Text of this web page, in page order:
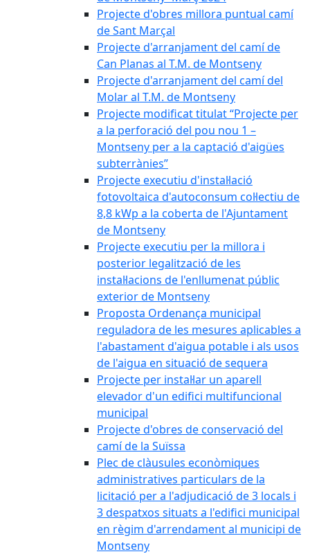
Projecte d'obres millora puntual camí
de Sant Marçal
Projecte d'arranjament del camí de
Can Planas al T.M. de Montseny
Projecte d'arranjament del camí del
Molar al T.M. de Montseny
Projecte modificat titulat “Projecte per
a la perforació del pou nou 1 –
Montseny per a la captació d'aigües
subterrànies”
Projecte executiu d'instal·lació
fotovoltaica d'autoconsum col·lectiu de
8,8 kWp a la coberta de l'Ajuntament
de Montseny
Projecte executiu per la millora i
posterior legalització de les
instal·lacions de l'enllumenat públic
exterior de Montseny
Proposta Ordenança municipal
reguladora de les mesures aplicables a
l'abastament d'aigua potable i als usos
de l'aigua en situació de sequera
Projecte per instal·lar un aparell
elevador d'un edifici multifuncional
municipal
Projecte d'obres de conservació del
camí de la Suïssa
Plec de clàusules econòmiques
administratives particulars de la
licitació per a l'adjudicació de 3 locals i
3 despatxos situats a l'edifici municipal
en règim d'arrendament al municipi de
Montseny